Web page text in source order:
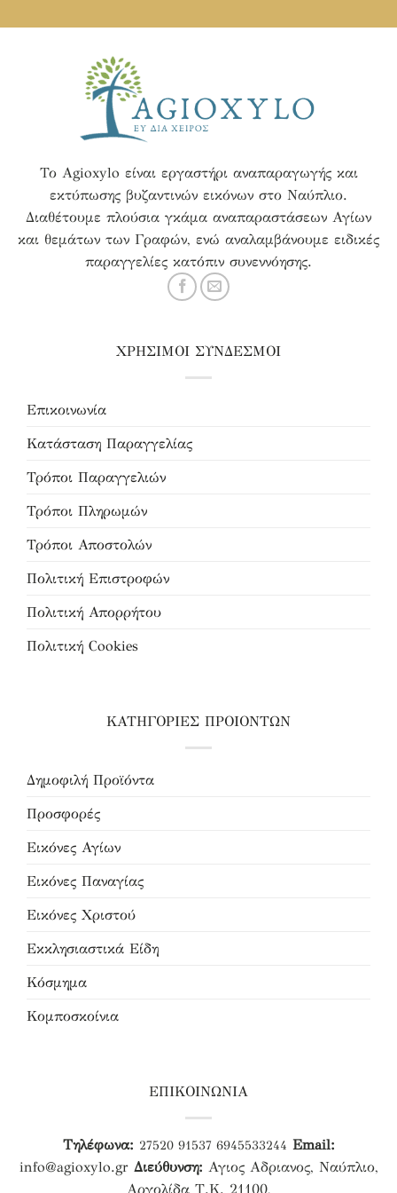
Το Agioxylo είναι εργαστήρι αναπαραγωγής και
εκτύπωσης βυζαντινών εικόνων στο Ναύπλιο.
Διαθέτουμε πλούσια γκάμα αναπαραστάσεων Αγίων
και θεμάτων των Γραφών, ενώ αναλαμβάνουμε ειδικές
παραγγελίες κατόπιν συνεννόησης.
ΧΡΗΣΙΜΟΙ ΣΥΝΔΕΣΜΟΙ
Επικοινωνία
Κατάσταση Παραγγελίας
Τρόποι Παραγγελιών
Τρόποι Πληρωμών
Τρόποι Αποστολών
Πολιτική Επιστροφών
Πολιτική Απορρήτου
Πολιτική Cookies
ΚΑΤΗΓΟΡΙΕΣ ΠΡΟΙΟΝΤΩΝ
Δημοφιλή Προϊόντα
Προσφορές
Εικόνες Αγίων
Εικόνες Παναγίας
Εικόνες Χριστού
Εκκλησιαστικά Είδη
Κόσμημα
Κομποσκοίνια
ΕΠΙΚΟΙΝΩΝΙΑ
Τηλέφωνα: 27520 91537 6945533244 Email:
info@agioxylo.gr Διεύθυνση: Αγιος Αδριανος, Ναύπλιο,
Αργολίδα Τ.Κ. 21100,